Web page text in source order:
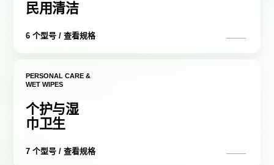
民用清洁
6 个型号 / 查看规格
PERSONAL CARE &
WET WIPES
个护与湿
巾卫生
7 个型号 / 查看规格